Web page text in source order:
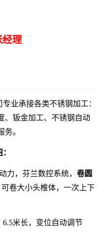
经理
业承接各类不锈钢加工：
、钣金加工、不锈钢自动
。
力，芬兰数控系统， 卷圆
可卷大小头椎体，一次上下
6.5米长，变位自动调节